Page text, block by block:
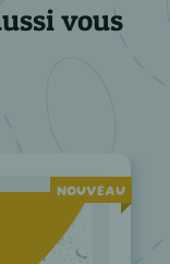
vous
NOUVEAU